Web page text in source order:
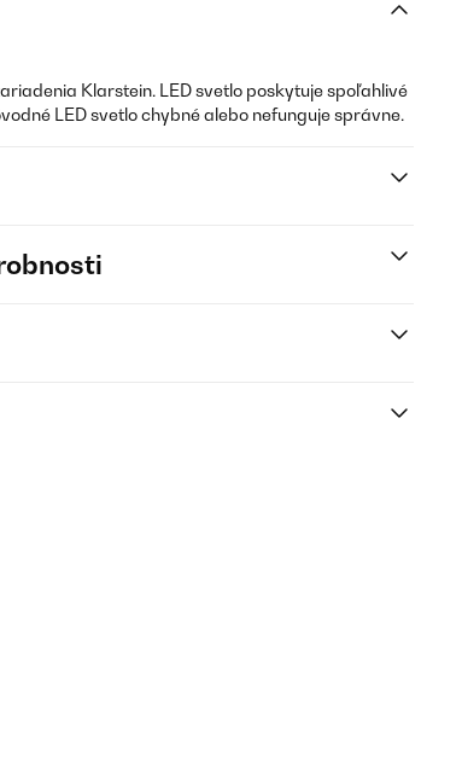
Klarstein. LED svetlo poskytuje spoľahlivé
LED svetlo chybné alebo nefunguje správne.